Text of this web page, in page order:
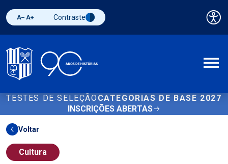
Diminuir fonte
Aumentar fonteAlternar contraste
Contraste
TESTES DE SELEÇÃO CATEGORIAS DE BASE 2027
INSCRIÇÕES ABERTAS
Voltar
Cultura